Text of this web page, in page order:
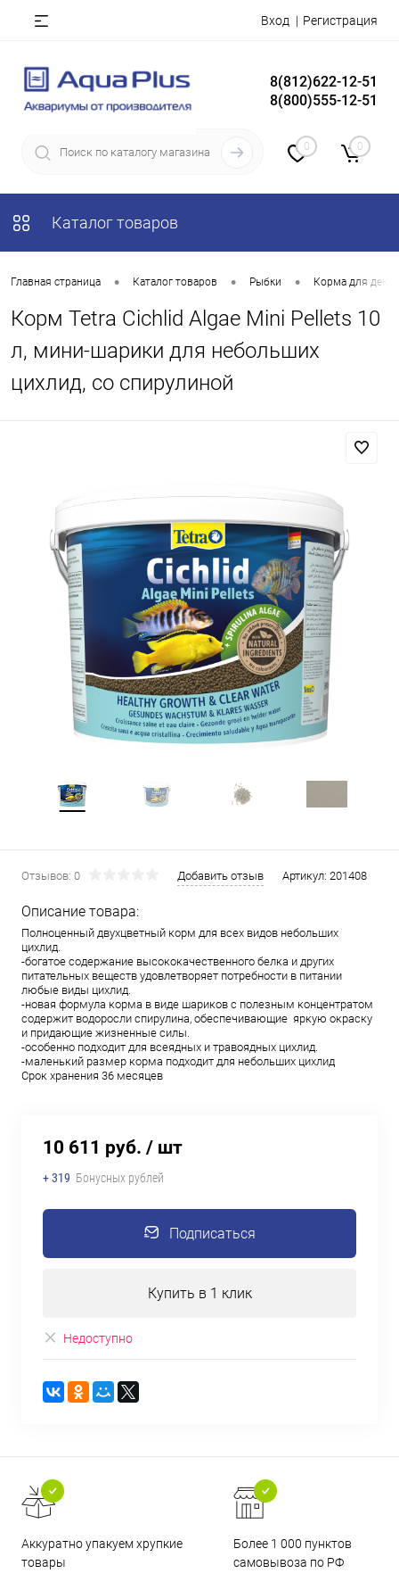
Вход Регистрация
8(812)622-12-51
8(800)555-12-51
0 0
Каталог товаров
Главная страница • Каталог товаров • Рыбки • Корма для
Корм Tetra Cichlid Algae Mini Pellets 10
л, мини-шарики для небольших
цихлид, со спирулиной
Отзывов: 0 Добавить отзыв Артикул: 201408
Описание товара:
Полноценный двухцветный корм для всех видов небольших
цихлид.
-богатое содержание высококачественного белка и других
питательных веществ удовлетворяет потребности в питании
любые виды цихлид.
-новая формула корма в виде шариков с полезным концентратом
содержит водоросли спирулина, обеспечивающие яркую окраску
и придающие жизненные силы.
-особенно подходит для всеядных и травоядных цихлид.
-маленький размер корма подходит для небольших цихлид
Срок хранения 36 месяцев
10 611 руб. / шт
+ 319 Бонусных рублей
Подписаться
Купить в 1 клик
Недоступно
Аккуратно упакуем хрупкие
товары
Более 1 000 пунктов
самовывоза по РФ